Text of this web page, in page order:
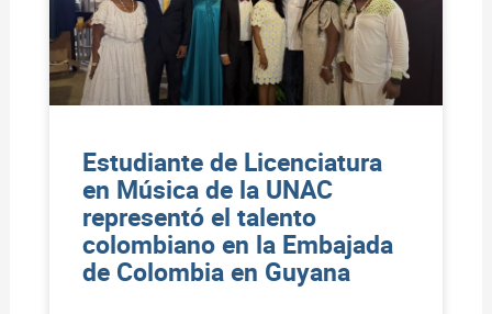
Estudiante de Licenciatura
en Música de la UNAC
representó el talento
colombiano en la Embajada
de Colombia en Guyana